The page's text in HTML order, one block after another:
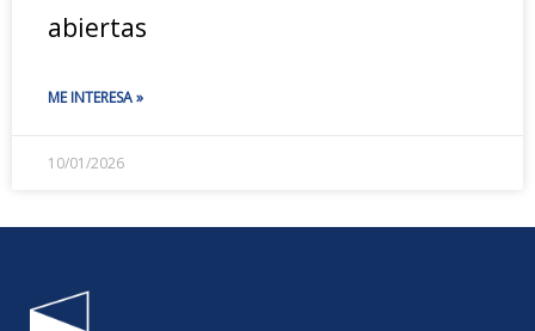
abiertas
ME INTERESA »
10/01/2026